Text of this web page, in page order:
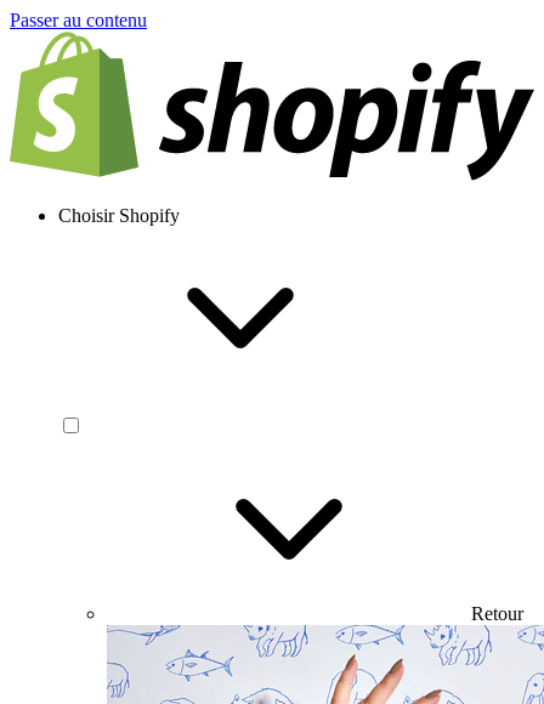
Passer au contenu
Choisir Shopify
Retour